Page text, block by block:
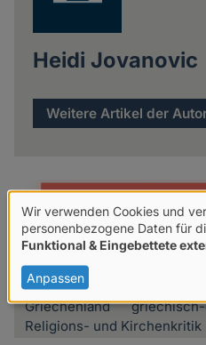
Heidi Jovanovic
Weitere Artikel der
Mehr lesen über:
Griechenland
Religions- und Kirchenkritik
Verwendung
von
personenbezogenen
Daten
und
Wir verwenden Cookies und
personenbezogene Daten für
Funktional & Eingebettete
Anpassen